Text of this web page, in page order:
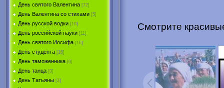
День святого Валентина [72]
День Валентина со стихами [5]
День русской водки [10]
День российской науки [11]
День святого Иосифа [16]
День студента [16]
День таможенника [0]
День танца [0]
День Татьяны [3]
Смотрите